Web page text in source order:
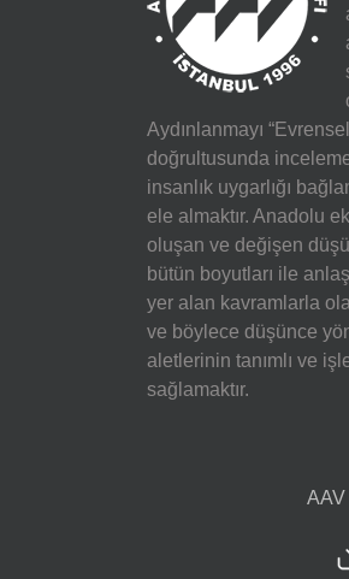
Aydınlanmayı
doğrultusunda
insanlık uygarlığı
ele almaktır. Anadolu
oluşan ve değişen
bütün boyutları ile
yer alan kavramlarla
ve böylece düşünce
aletlerinin tanımlı ve
sağlamaktır.
AAV